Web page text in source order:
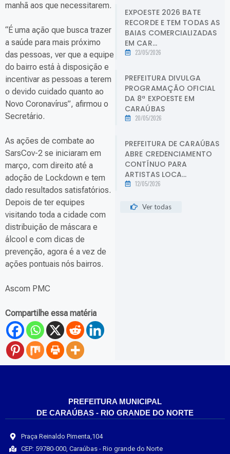
manhã aos que necessitarem.
“É uma ação que busca trazer
a saúde para mais próximo
das pessoas, ver que a equipe
do bairro está à disposição e
incentivar as pessoas a terem
o devido cuidado quanto ao
Novo Coronavírus”, afirmou o
Secretário.
As ações de combate ao
SarsCov-2 se iniciaram em
março, com direito até a
adoção de Lockdown e tem
dado resultados satisfatórios.
Depois de ter equipes
visitando toda a cidade com
distribuição de máscara e
álcool e com dicas de
prevenção, agora é a vez de
ações pontuais nós bairros.
Ascom PMC
Compartilhe essa matéria
EXPOESTE 2026 BATE
RECORDE E TEM TODAS AS
BAIAS COMERCIALIZADAS
EM CAR...
23/05/2026
PREFEITURA DIVULGA
PROGRAMAÇÃO OFICIAL
DA 8ª EXPOESTE EM
CARAÚBAS
20/05/2026
PREFEITURA DE CARAÚBAS
ABRE CREDENCIAMENTO
CONTÍNUO PARA
ARTISTAS LOCA...
12/05/2026
Ver todas
PREFEITURA MUNICIPAL
DE CARAÚBAS - RIO GRANDE DO NORTE
Praça Reinaldo Pimenta,104
CEP: 59780-000, Caraúbas - Rio grande do Norte